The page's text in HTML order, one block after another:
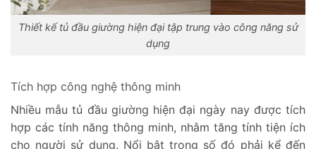
Thiết kế tủ đầu giường hiện đại tập trung vào công năng sử
dụng
Tích hợp công nghệ thông minh
Nhiều mẫu tủ đầu giường hiện đại ngày nay được tích
hợp các tính năng thông minh, nhằm tăng tính tiện ích
cho người sử dụng. Nổi bật trong số đó phải kể đến